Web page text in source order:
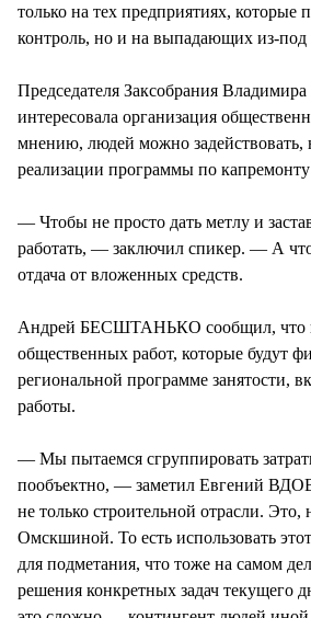
только на тех предприятиях, которые
контроль, но и на выпадающих из-под
Председателя Заксобрания
интересовала организация
мнению, людей можно задействовать,
реализации программы по
— Чтобы не просто дать метлу и
работать, — заключил спикер. — А
отдача от вложенных средств.
Андрей БЕСШТАНЬКО сообщил, что
общественных работ, которые будут
региональной программе занятости,
работы.
— Мы пытаемся сгруппировать
пообъектно, — заметил Евгений
не только строительной отрасли. Это,
Омскшиной. То есть использовать
для подметания, что тоже на самом
решения конкретных задач текущего